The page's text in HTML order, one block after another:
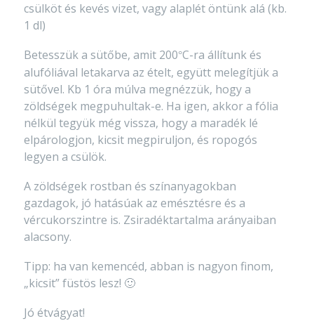
csülköt és kevés vizet, vagy alaplét öntünk alá (kb.
1 dl)
Betesszük a sütőbe, amit 200°C-ra állítunk és
alufóliával letakarva az ételt, együtt melegítjük a
sütővel. Kb 1 óra múlva megnézzük, hogy a
zöldségek megpuhultak-e. Ha igen, akkor a fólia
nélkül tegyük még vissza, hogy a maradék lé
elpárologjon, kicsit megpiruljon, és ropogós
legyen a csülök.
A zöldségek rostban és színanyagokban
gazdagok, jó hatásúak az emésztésre és a
vércukorszintre is. Zsiradéktartalma arányaiban
alacsony.
Tipp: ha van kemencéd, abban is nagyon finom,
„kicsit” füstös lesz! 🙂
Jó étvágyat!